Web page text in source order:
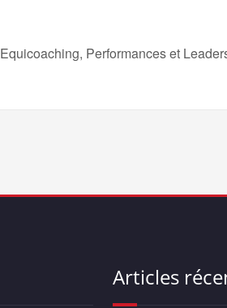
Equicoaching, Performances et
Articles